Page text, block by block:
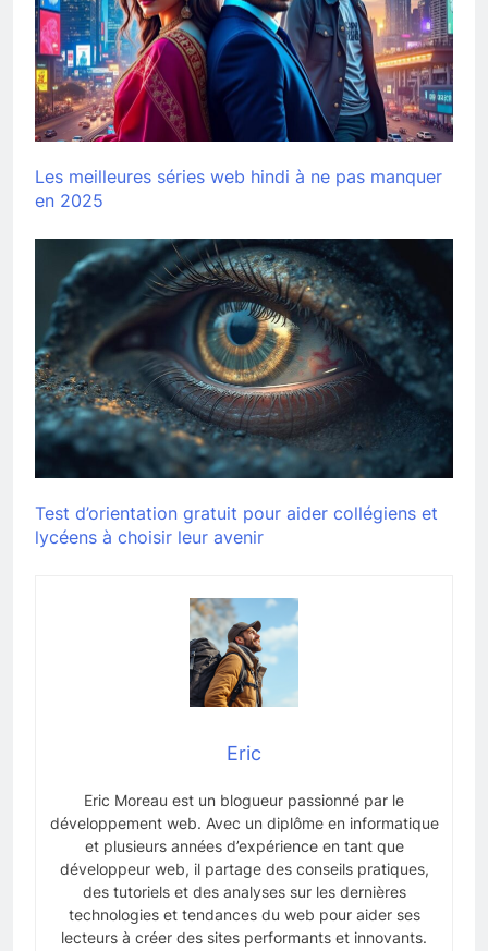
Les meilleures séries web hindi à ne pas manquer
en 2025
Test d’orientation gratuit pour aider collégiens et
lycéens à choisir leur avenir
Eric
Eric Moreau est un blogueur passionné par le
développement web. Avec un diplôme en informatique
et plusieurs années d’expérience en tant que
développeur web, il partage des conseils pratiques,
des tutoriels et des analyses sur les dernières
technologies et tendances du web pour aider ses
lecteurs à créer des sites performants et innovants.